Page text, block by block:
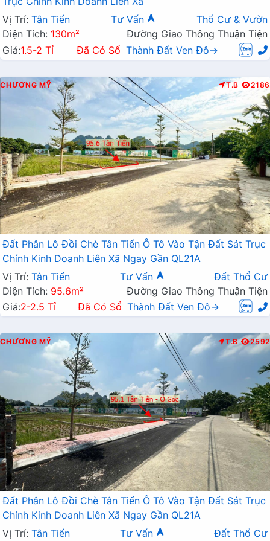
Vị Trí: Tân Tiến Tư Vấn
Thổ Cư & Vườn
Diện Tích: 130m²
Đường Giao Thông Thuận Tiện
Giá:1.5-2 Tỉ Đã Có Sổ Thành Đất Ven Đô→
CHƯƠNG MỸ T.B 2186
Đất Phân Lô Đồi Chè Tân Tiến Ô Tô Vào Tận Đất Sát Trục
Chính Kinh Doanh Liên Xã Ngay Gần QL21A
Vị Trí: Tân Tiến Tư Vấn
Đất Thổ Cư
Diện Tích: 95.6m²
Đường Giao Thông Thuận Tiện
Giá:2-2.5 Tỉ Đã Có Sổ Thành Đất Ven Đô→
CHƯƠNG MỸ T.B 2592
Đất Phân Lô Đồi Chè Tân Tiến Ô Tô Vào Tận Đất Sát Trục
Chính Kinh Doanh Liên Xã Ngay Gần QL21A
Vị Trí: Tân Tiến Tư Vấn Đất Thổ Cư